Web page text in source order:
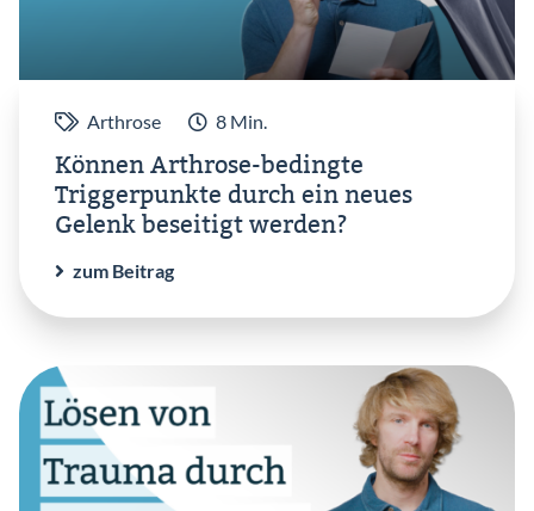
Arthrose 8 Min.
Können Arthrose-bedingte
Triggerpunkte durch ein neues
Gelenk beseitigt werden?
zum Beitrag